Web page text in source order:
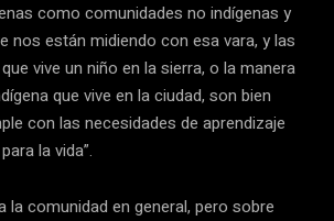
como comunidades no indígenas y
nos están midiendo con esa vara, y las
vive un niño en la sierra, o la manera
que vive en la ciudad, son bien
con las necesidades de aprendizaje
la vida”.
la comunidad en general, pero sobre